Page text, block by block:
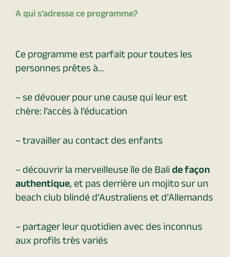
A qui s’adresse ce programme?
Ce programme est parfait pour toutes les
personnes prêtes à…
– se dévouer pour une cause qui leur est
chère: l’accès à l’éducation
– travailler au contact des enfants
– découvrir la merveilleuse île de Balide façon
authentique, et pas derrière un mojito sur un
beach club blindé d’Australiens et d’Allemands
– partager leur quotidien avec des inconnus
aux profils très variés